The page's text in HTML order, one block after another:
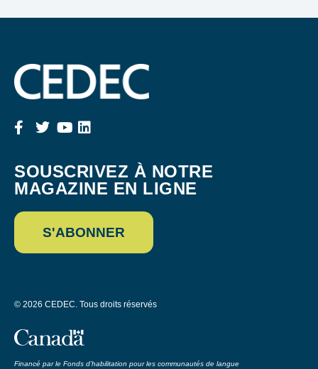
SOUSCRIVEZ À NOTRE
MAGAZINE EN LIGNE
S'ABONNER
© 2026 CEDEC. Tous droits réservés
Financé par le Fonds d’habilitation pour les communautés de langue